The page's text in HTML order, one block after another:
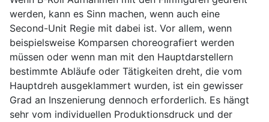
werden, kann es Sinn machen, wenn auch eine
Second-Unit Regie mit dabei ist. Vor allem, wenn
beispielsweise Komparsen choreografiert werden
müssen oder wenn man mit den Hauptdarstellern
bestimmte Abläufe oder Tätigkeiten dreht, die vom
Hauptdreh ausgeklammert wurden, ist ein gewisser
Grad an Inszenierung dennoch erforderlich. Es hängt
sehr vom individuellen Produktionsdruck und der